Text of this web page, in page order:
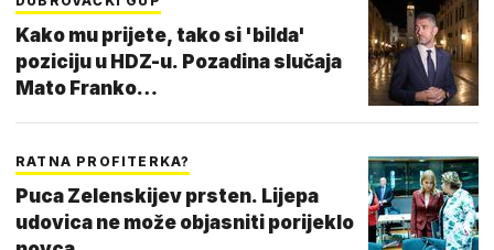
Kako mu prijete, tako si 'bilda'
poziciju u HDZ-u. Pozadina slučaja
Mato Franko…
RATNA PROFITERKA?
Puca Zelenskijev prsten. Lijepa
udovica ne može objasniti porijeklo